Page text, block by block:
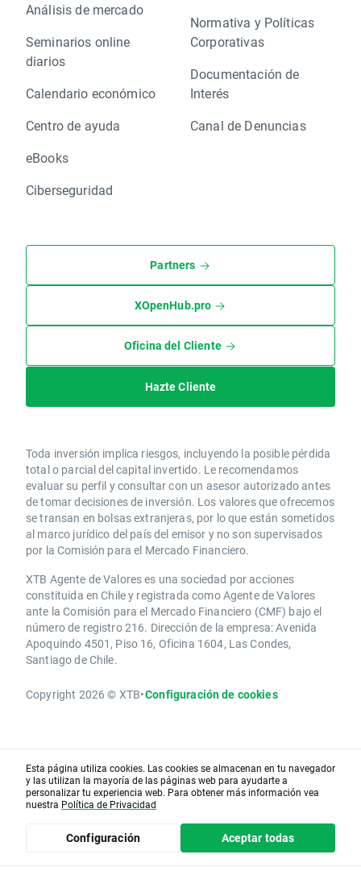
Análisis de mercado
Seminarios online
diarios
Calendario económico
Centro de ayuda
eBooks
Ciberseguridad
Normativa y Políticas
Corporativas
Documentación de
Interés
Canal de Denuncias
Partners
XOpenHub.pro
Oficina del Cliente
Hazte Cliente
Toda inversión implica riesgos, incluyendo la posible pérdida
total o parcial del capital invertido. Le recomendamos
evaluar su perfil y consultar con un asesor autorizado antes
de tomar decisiones de inversión. Los valores que ofrecemos
se transan en bolsas extranjeras, por lo que están sometidos
al marco jurídico del país del emisor y no son supervisados
por la Comisión para el Mercado Financiero.
XTB Agente de Valores es una sociedad por acciones
constituida en Chile y registrada como Agente de Valores
ante la Comisión para el Mercado Financiero (CMF) bajo el
número de registro 216. Dirección de la empresa: Avenida
Apoquindo 4501, Piso 16, Oficina 1604, Las Condes,
Santiago de Chile.
Copyright 2026 © XTB•Configuración de cookies
Esta página utiliza cookies. Las cookies se almacenan en tu navegador
y las utilizan la mayoría de las páginas web para ayudarte a
personalizar tu experiencia web. Para obtener más información vea
nuestra Política de Privacidad
Configuración Aceptar todas